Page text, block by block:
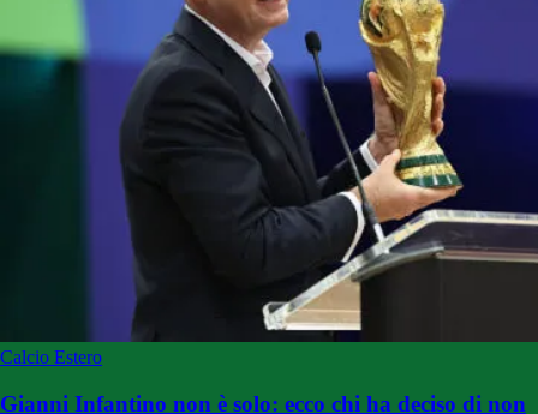
Calcio Estero
Gianni Infantino non è solo: ecco chi ha deciso di non